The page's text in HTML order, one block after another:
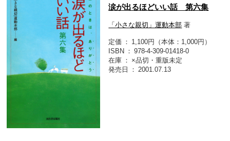
涙が出るほどいい話 第六集
「小さな親切」運動本部 著
定価
1,100円（本体：1,000円）
ISBN
978-4-309-01418-0
在庫
×品切・重版未定
発売日
2001.07.13